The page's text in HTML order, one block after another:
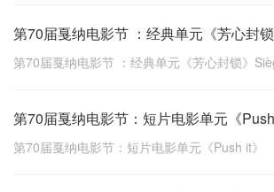
第70届戛纳电影节 ：经典单元《芳心封
第70届戛纳电影节 ：经典单元《芳心封锁》
第70届戛纳电影节：短片电影单元《Push
第70届戛纳电影节：短片电影单元《Push it》